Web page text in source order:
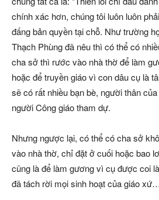
chính xác hơn, chúng tôi luôn luôn
đấng bản quyền tại chỗ. Như trường
Thạch Phùng đã nêu thì có thể có
cha sở thì rước vào nhà thờ để làm
hoặc để truyền giáo vì con dâu cụ là
sẽ có rất nhiều bạn bè, người thân
người Công giáo tham dự.
Nhưng ngược lại, có thể có cha sở
vào nhà thờ, chỉ đặt ở cuối hoặc bao
cũng là để làm gương vì cụ được coi
đã tách rời mọi sinh hoạt của giáo